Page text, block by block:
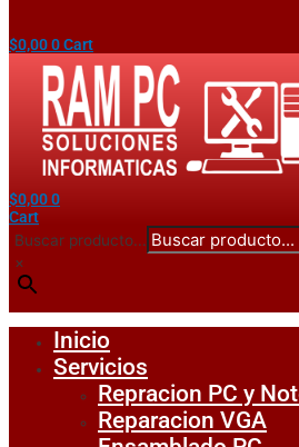
$0,000Cart
$0,000
Cart
Buscar producto...
×
Inicio
Servicios
Repracion PC y
Reparacion VGA